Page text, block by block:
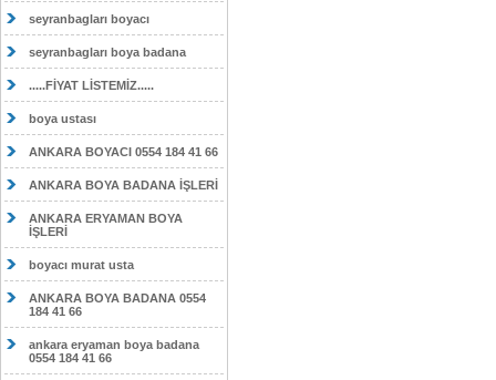
seyranbagları boyacı
seyranbagları boya badana
.....FİYAT LİSTEMİZ.....
boya ustası
ANKARA BOYACI 0554 184 41 66
ANKARA BOYA BADANA İŞLERİ
ANKARA ERYAMAN BOYA
İŞLERİ
boyacı murat usta
ANKARA BOYA BADANA 0554
184 41 66
ankara eryaman boya badana
0554 184 41 66